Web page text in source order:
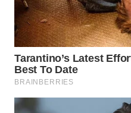
WN
DANAU
TOBA
WN
NIAS